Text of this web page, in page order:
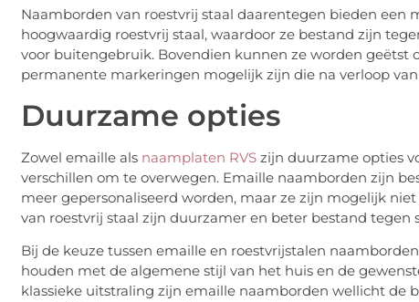
Naamborden van roestvrij staal daarentegen bieden een
hoogwaardig roestvrij staal, waardoor ze bestand zijn
voor buitengebruik. Bovendien kunnen ze worden geëtst
permanente markeringen mogelijk zijn die na verloop
Duurzame opties
Zowel emaille als naamplaten RVS zijn duurzame opties
verschillen om te overwegen. Emaille naamborden zijn
meer gepersonaliseerd worden, maar ze zijn mogelijk
van roestvrij staal zijn duurzamer en beter bestand
Bij de keuze tussen emaille en roestvrijstalen
houden met de algemene stijl van het huis en de
klassieke uitstraling zijn emaille naamborden wellicht de